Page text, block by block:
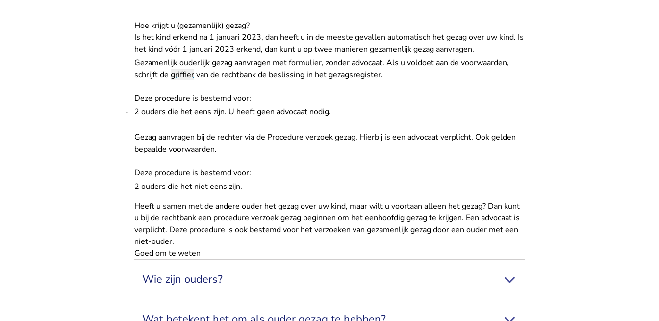
Hoe krijgt u (gezamenlijk) gezag?
Is het kind erkend na 1 januari 2023, dan heeft u in de meeste gevallen automatisch het gezag over uw kind. Is
het kind vóór 1 januari 2023 erkend, dan kunt u op twee manieren gezamenlijk gezag aanvragen.
Gezamenlijk ouderlijk gezag aanvragen met formulier, zonder advocaat. Als u voldoetaan de voorwaarden,
schrijft de griffiervan de rechtbank de beslissing in hetgezagsregister.
Deze procedure is bestemd voor:
2 ouders die het eens zijn. U heeft geen advocaat nodig.
Gezag aanvragen bij de rechter viade Procedure verzoek gezag. Hierbij is een advocaat verplicht. Ook gelden
bepaalde voorwaarden.
Deze procedure is bestemd voor:
2 ouders die het niet eens zijn.
Heeft u samen met de andere ouder het gezag over uw kind, maar wilt u voortaan alleen het gezag? Dan kunt
u bij de rechtbank een procedure verzoek gezag beginnen om het eenhoofdig gezag te krijgen. Een advocaat is
verplicht. Deze procedure is ook bestemd voor het verzoeken van gezamenlijk gezag door een ouder met een
niet-ouder.
Goed om te weten
Wie zijn ouders?